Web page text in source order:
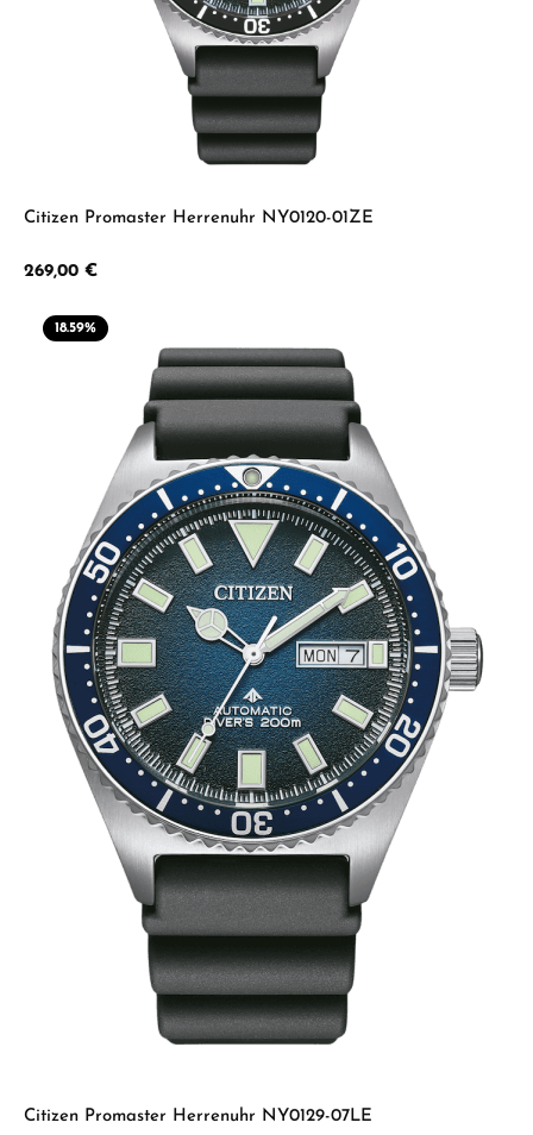
Citizen Promaster Herrenuhr NY0120-01ZE
Regulärer Preis:
269,00 €
18.59%
Citizen Promaster Herrenuhr NY0129-07LE